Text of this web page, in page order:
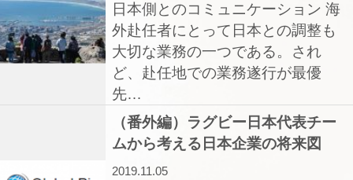
日本側とのコミュニケーション 海
外赴任者にとって日本との調整も
大切な業務の一つである。され
ど、赴任地での業務遂行が最優
先…
（番外編）ラグビー日本代表チー
ムから考える日本企業の将来図
2019.11.05